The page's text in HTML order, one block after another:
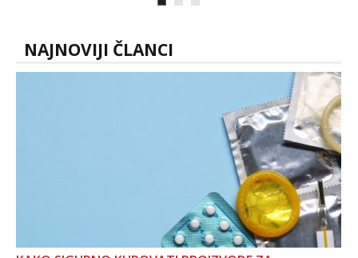
NAJNOVIJI ČLANCI